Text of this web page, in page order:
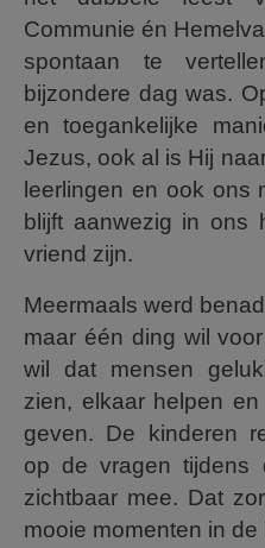
Communie én
spontaan te
bijzondere dag was.
en toegankelijke
Jezus, ook al is Hij
leerlingen en ook ons
blijft aanwezig in ons
vriend zijn.
Meermaals werd
maar één ding wil
wil dat mensen
zien, elkaar helpen
geven. De kinderen
op de vragen tijdens
zichtbaar mee. Dat
mooie momenten in de